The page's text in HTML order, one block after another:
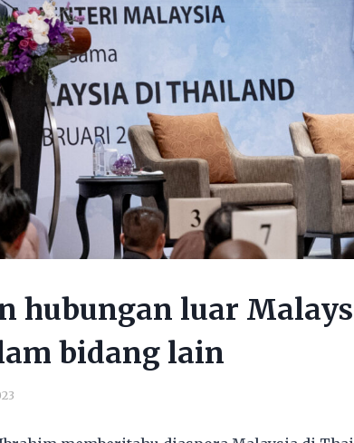
hubungan luar
bidang lain